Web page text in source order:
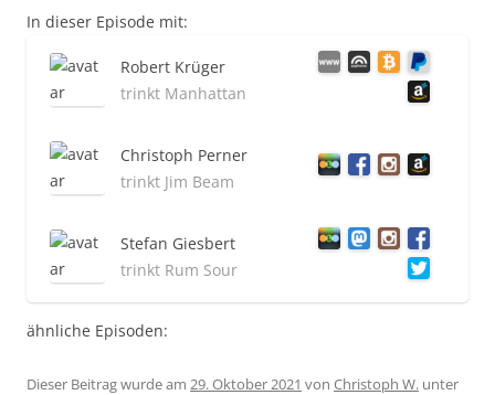
In dieser Episode mit:
Robert Krüger
trinkt Manhattan
Christoph Perner
trinkt Jim Beam
Stefan Giesbert
trinkt Rum Sour
ähnliche Episoden:
Dieser Beitrag wurde am 29. Oktober 2021 von Christoph W. unter